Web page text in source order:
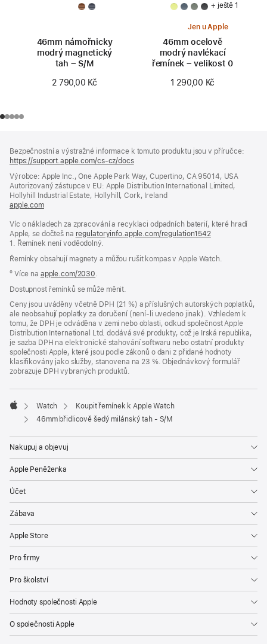
46mm námořnicky
modrý magnetický
tah – S/M
2 790,00 Kč
+ ještě 1
Jen u Apple
46mm ocelově
modrý navlékací
řemínek – velikost 0
1 290,00 Kč
Bezpečnostní a výstražné informace k tomuto produktu jsou v příručce:
https://support.apple.com/cs-cz/docs(otevře
v novém
okně)
Výrobce: Apple Inc., One Apple Park Way, Cupertino, CA 95014, USA
Autorizovaný zástupce v EU: Apple Distribution International Limited,
Hollyhill Industrial Estate, Hollyhill, Cork, Ireland
apple.com(otevře
v novém
okně)
Víc o nákladech za zpracování a recyklaci odpadních baterií, které hradí
Apple, se dočteš na regulatoryinfo.apple.com/regulation1542(otevře
okně)
1. Řemínek není voděodolný.
Řemínky obsahují magnety a můžou rušit kompas v Apple Watch.
º Více na apple.com/2030.
Dostupnost řemínků se může měnit.
Ceny jsou uváděny včetně DPH (21 %) a příslušných autorských poplatků,
ale neobsahují poplatky za doručení (není-li uvedeno jinak). Vzhledem k
tomu, že DPH je odváděna v zemi nebo oblasti, odkud společnost Apple
Distribution International Ltd. dodává své produkty, což je Irská republika,
je sazba DPH na elektronické stahování softwaru nebo ostatní produkty
společnosti Apple, které jsou podle zákonů o dani z přidané hodnoty
klasifikovány jako služby, stanovena na 23 %. Objednávkový formulář
zobrazuje DPH vybraných produktů.
Apple
Watch
Koupit řemínek k Apple Watch
46mm břidlicově šedý milánský tah - S/M
Nakupuj a objevuj
Apple Peněženka
Účet
Zábava
Apple Store
Pro firmy
Pro školství
Hodnoty společnosti Apple
O společnosti Apple